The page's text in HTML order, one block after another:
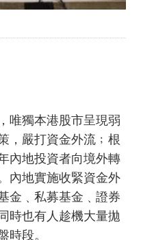
唯獨本港股市呈現弱
，嚴打資金外流﹔根
內地投資者向境外轉
內地實施收緊資金外
金﹑私募基金﹑證券
時也有人趁機大量拋
段。